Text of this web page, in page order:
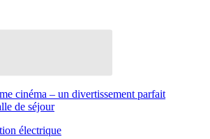
cinéma – un divertissement parfait
de séjour
électrique